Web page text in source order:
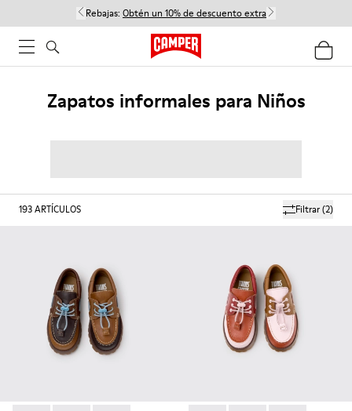
Rebajas: Obtén un 10% de descuento extra
Zapatos informales para Niños
Filtrar(2)
193ARTÍCULOS